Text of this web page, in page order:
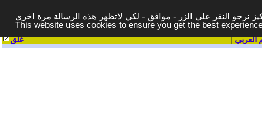
نرجو النقر على الزر - موافق - لكي لاتظهر هذه الرسالة مرة اخرى -
This website uses cookies to ensure you get the best
غلق | العربي